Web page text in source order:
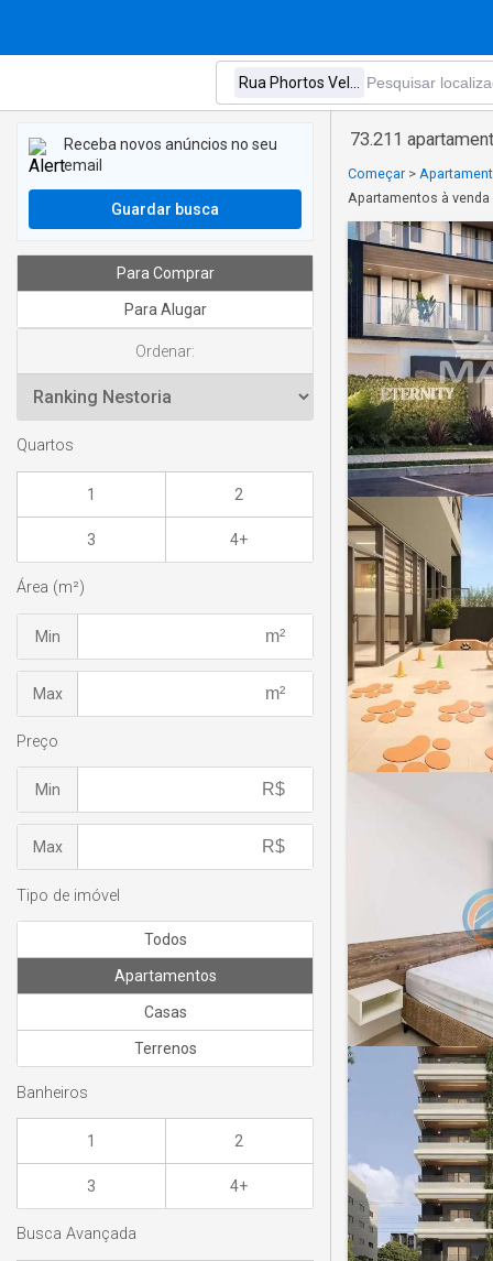
73.211
Começar >
Apartamentos à
Receba novos anúncios no seu
email
Guardar busca
Para Comprar
Para Alugar
Ordenar:
Quartos
1 2
3 4+
Área (m²)
Min
Max
Preço
Min
Max
Tipo de imóvel
Todos
Apartamentos
Casas
Terrenos
Banheiros
1 2
3 4+
Busca Avançada